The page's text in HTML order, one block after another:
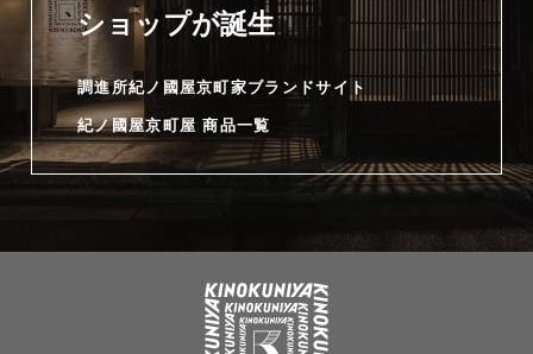
ショップが誕生
調進所紀ノ國屋京町家ブランドサイト
紀ノ國屋京町屋 商品一覧